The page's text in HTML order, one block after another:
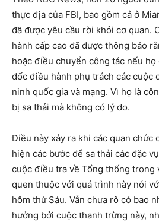
thực địa của FBI, bao gồm cả ở
đã được yêu cầu rời khỏi cơ quan.
hành cấp cao đã được thông báo
hoặc điều chuyển công tác nếu họ
đốc điều hành phụ trách các cuộc
ninh quốc gia và mạng. Vì họ là
bị sa thải mà không có lý do.
Điều này xảy ra khi các quan chức
hiện các bước để sa thải các đặc
cuộc điều tra về Tổng thống trong
quen thuộc với quá trình này nói
hôm thứ Sáu. Vẫn chưa rõ có bao
hưởng bởi cuộc thanh trừng này,